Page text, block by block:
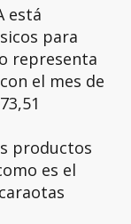
está
para
representa
el mes de
productos
es el